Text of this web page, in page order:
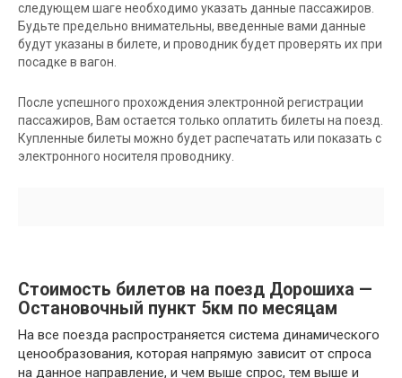
следующем шаге необходимо указать данные пассажиров.
Будьте предельно внимательны, введенные вами данные
будут указаны в билете, и проводник будет проверять их при
посадке в вагон.
После успешного прохождения электронной регистрации
пассажиров, Вам остается только оплатить билеты на поезд.
Купленные билеты можно будет распечатать или показать с
электронного носителя проводнику.
Стоимость билетов на поезд Дорошиха —
Остановочный пункт 5км по месяцам
На все поезда распространяется система динамического
ценообразования, которая напрямую зависит от спроса
на данное направление, и чем выше спрос, тем выше и